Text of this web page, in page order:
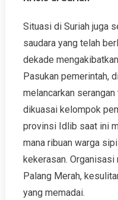
Situasi di Suriah juga
saudara yang telah
dekade
Pasukan pemerintah,
melancarkan
dikuasai kelompok
provinsi Idlib saat ini
mana ribuan warga
kekerasan.
Palang Merah,
yang memadai.